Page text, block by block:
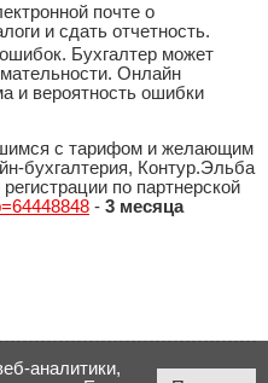
почте о
и сдать отчетность.
Бухгалтер может
Онлайн
и вероятность ошибки
с тарифом и желающим
бухгалтерия, Контур.Эльба
по партнерской
- 3 месяца
аналитики,